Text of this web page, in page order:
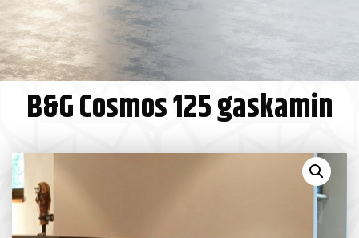
B&G Cosmos 125 gaskamin